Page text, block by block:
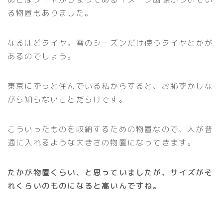
る物置もありました。
なるほどタイヤ。雪のシーズンだけ使うタイヤとかが
あるのでしょう。
東京にずっと住んでいる私からすると、お恥ずかしな
がら知らないことだらけです。
こういったものを収納するための物置なので、人が普
通に入れるような大きさの物置になってきます。
たかが物置くらい、と思っていましたが、サイズがそ
れくらいのものになると高いんですね。